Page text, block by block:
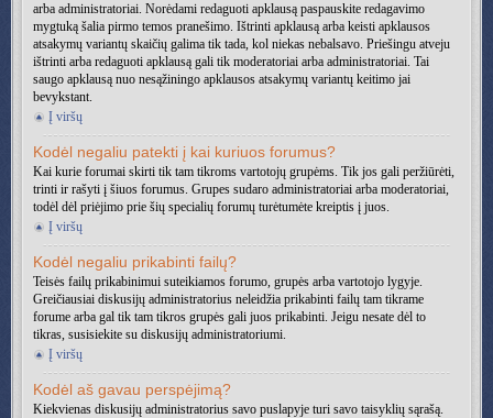
arba administratoriai. Norėdami redaguoti apklausą paspauskite redagavimo
mygtuką šalia pirmo temos pranešimo. Ištrinti apklausą arba keisti apklausos
atsakymų variantų skaičių galima tik tada, kol niekas nebalsavo. Priešingu atveju
ištrinti arba redaguoti apklausą gali tik moderatoriai arba administratoriai. Tai
saugo apklausą nuo nesąžiningo apklausos atsakymų variantų keitimo jai
bevykstant.
Į viršų
Kodėl negaliu patekti į kai kuriuos forumus?
Kai kurie forumai skirti tik tam tikroms vartotojų grupėms. Tik jos gali peržiūrėti,
trinti ir rašyti į šiuos forumus. Grupes sudaro administratoriai arba moderatoriai,
todėl dėl priėjimo prie šių specialių forumų turėtumėte kreiptis į juos.
Į viršų
Kodėl negaliu prikabinti failų?
Teisės failų prikabinimui suteikiamos forumo, grupės arba vartotojo lygyje.
Greičiausiai diskusijų administratorius neleidžia prikabinti failų tam tikrame
forume arba gal tik tam tikros grupės gali juos prikabinti. Jeigu nesate dėl to
tikras, susisiekite su diskusijų administratoriumi.
Į viršų
Kodėl aš gavau perspėjimą?
Kiekvienas diskusijų administratorius savo puslapyje turi savo taisyklių sąrašą.